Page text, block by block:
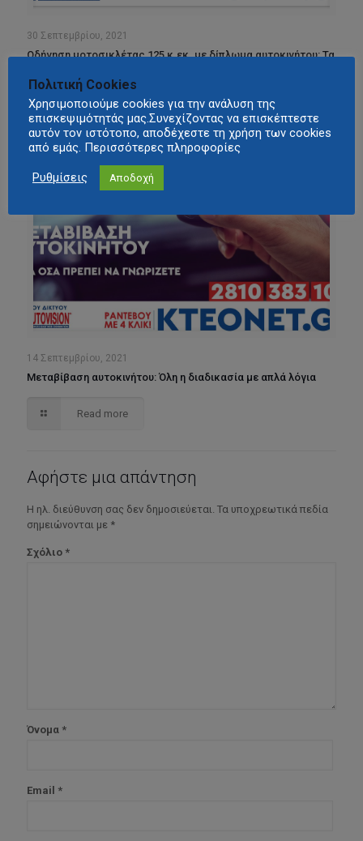
30 Σεπτεμβρίου, 2021
Οδήγηση μοτοσικλέτας 125 κ.εκ. µε δίπλωµα αυτοκινήτου: Τα
Read more
14 Σεπτεμβρίου, 2021
Μεταβίβαση αυτοκινήτου: Όλη η διαδικασία με απλά λόγια
Read more
Αφήστε μια απάντηση
Η ηλ. διεύθυνση σας δεν δημοσιεύεται. Τα υποχρεωτικά πεδία
σημειώνονται με *
Σχόλιο *
Όνομα *
Email *
Πολιτική Cookies
Χρησιμοποιούμε cookies για την ανάλυση της
επισκεψιμότητάς μας.Συνεχίζοντας να επισκέπτεστε
αυτόν τον ιστότοπο, αποδέχεστε τη χρήση των cookies
από εμάς. Περισσότερες πληροφορίες
Ρυθμίσεις Αποδοχή